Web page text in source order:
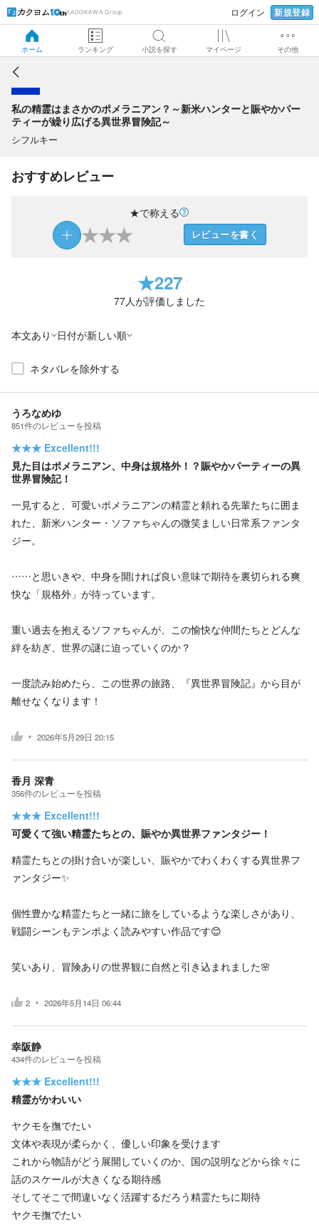
KADOKAWA Group ログイン 新規登録
ホーム ランキング 小説を探す マイページ その他
私の精霊はまさかのポメラニアン？～新米ハンターと賑やか
パーティーが繰り広げる異世界冒険記～
私の精霊はまさかのポメラニアン？～新米ハンターと賑やかパー
ティーが繰り広げる異世界冒険記～
シフルキー
おすすめレビュー
★で称える
★★★ レビューを書く
★227
77人が評価しました
本文あり 日付が新しい順
ネタバレを除外する
うろなめゆ
851件のレビューを投稿
★★★ Excellent!!!
見た目はポメラニアン、中身は規格外！？賑やかパーティーの異
世界冒険記！
一見すると、可愛いポメラニアンの精霊と頼れる先輩たちに囲ま
れた、新米ハンター・ソファちゃんの微笑ましい日常系ファンタ
ジー。
……と思いきや、中身を開ければ良い意味で期待を裏切られる爽
快な「規格外」が待っています。
重い過去を抱えるソファちゃんが、この愉快な仲間たちとどんな
絆を紡ぎ、世界の謎に迫っていくのか？
一度読み始めたら、この世界の旅路、『異世界冒険記』から目が
離せなくなります！
2026年5月29日 20:15
香月 深青
356件のレビューを投稿
★★★ Excellent!!!
可愛くて強い精霊たちとの、賑やか異世界ファンタジー！
精霊たちとの掛け合いが楽しい、賑やかでわくわくする異世界フ
ァンタジー✨
個性豊かな精霊たちと一緒に旅をしているような楽しさがあり、
戦闘シーンもテンポよく読みやすい作品です😊
笑いあり、冒険ありの世界観に自然と引き込まれました🌸
2 2026年5月14日 06:44
幸阪静
434件のレビューを投稿
★★★ Excellent!!!
精霊がかわいい
ヤクモを撫でたい
文体や表現が柔らかく、優しい印象を受けます
これから物語がどう展開していくのか、国の説明などから徐々に
話のスケールが大きくなる期待感
そしてそこで間違いなく活躍するだろう精霊たちに期待
ヤクモ撫でたい